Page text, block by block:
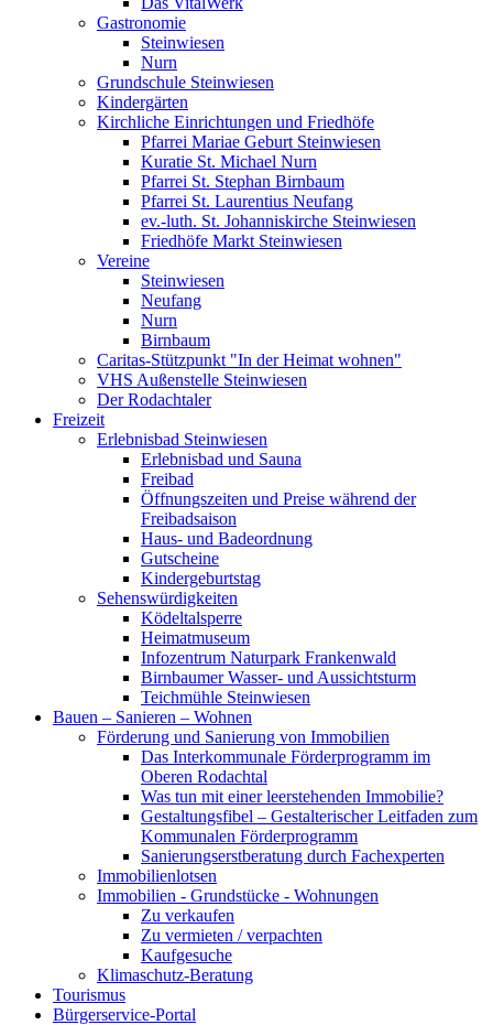
Gastronomie
Steinwiesen
Nurn
Grundschule Steinwiesen
Kindergärten
Kirchliche Einrichtungen und Friedhöfe
Pfarrei Mariae Geburt Steinwiesen
Kuratie St. Michael Nurn
Pfarrei St. Stephan Birnbaum
Pfarrei St. Laurentius Neufang
ev.-luth. St. Johanniskirche Steinwiesen
Friedhöfe Markt Steinwiesen
Vereine
Steinwiesen
Neufang
Nurn
Birnbaum
Caritas-Stützpunkt "In der Heimat wohnen"
VHS Außenstelle Steinwiesen
Der Rodachtaler
Freizeit
Erlebnisbad Steinwiesen
Erlebnisbad und Sauna
Freibad
Öffnungszeiten und Preise während der
Freibadsaison
Haus- und Badeordnung
Gutscheine
Kindergeburtstag
Sehenswürdigkeiten
Ködeltalsperre
Heimatmuseum
Infozentrum Naturpark Frankenwald
Birnbaumer Wasser- und Aussichtsturm
Teichmühle Steinwiesen
Bauen – Sanieren – Wohnen
Förderung und Sanierung von Immobilien
Das Interkommunale Förderprogramm im
Oberen Rodachtal
Was tun mit einer leerstehenden Immobilie?
Gestaltungsfibel – Gestalterischer Leitfaden zum
Kommunalen Förderprogramm
Sanierungserstberatung durch Fachexperten
Immobilienlotsen
Immobilien - Grundstücke - Wohnungen
Zu verkaufen
Zu vermieten / verpachten
Kaufgesuche
Klimaschutz-Beratung
Tourismus
Bürgerservice-Portal